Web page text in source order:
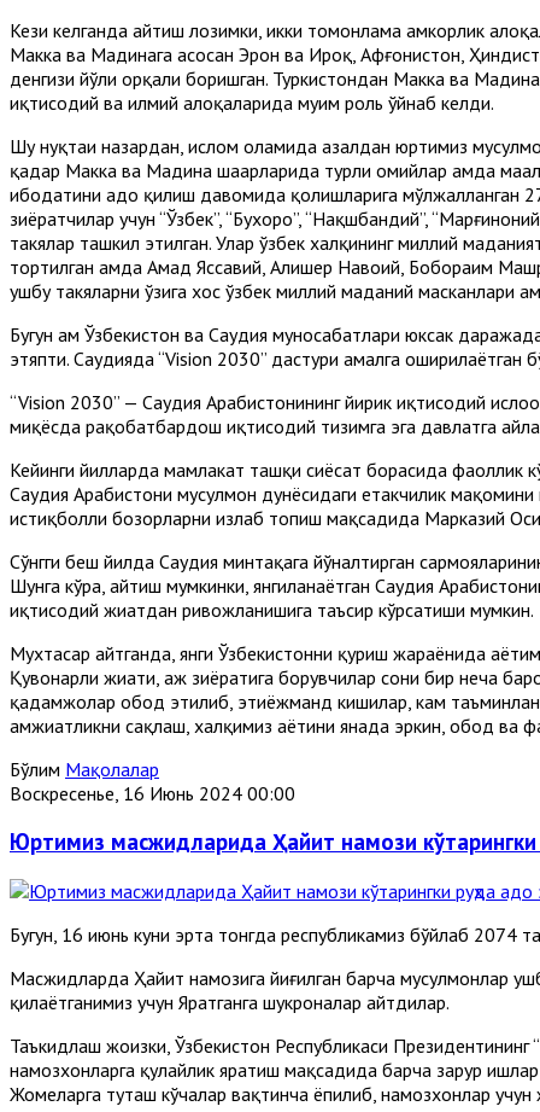
Кези келганда айтиш лозимки, икки томонлама ҳамкорлик
Макка ва Мадинага асосан Эрон ва Ироқ, Афғонистон,
денгизи йўли орқали боришган. Туркистондан Макка ва
иқтисодий ва илмий алоқаларида муҳим роль ўйнаб келди.
Шу нуқтаи назардан, ислом оламида азалдан юртимиз
қадар Макка ва Мадина шаҳарларида турли ҳомийлар ҳамда
ибодатини адо қилиш давомида қолишларига мўлжалланган
зиёратчилар учун “Ўзбек”, “Бухоро”, “Нақшбандий”,
такялар ташкил этилган. Улар ўзбек халқининг миллий
тортилган ҳамда Аҳмад Яссавий, Алишер Навоий, Бобораҳим
ушбу такяларни ўзига хос ўзбек миллий маданий масканлари
Бугун ҳам Ўзбекистон ва Саудия муносабатлари юксак
этяпти. Саудияда “Vision 2030” дастури амалга оширилаётган
“Vision 2030” — Саудия Арабистонининг йирик иқтисодий
миқёсда рақобатбардош иқтисодий тизимга эга давлатга
Кейинги йилларда мамлакат ташқи сиёсат борасида фаоллик
Саудия Арабистони мусулмон дунёсидаги етакчилик
истиқболли бозорларни излаб топиш мақсадида Марказий
Сўнгги беш йилда Саудия минтақага йўналтирган
Шунга кўра, айтиш мумкинки, янгиланаётган Саудия
иқтисодий жиҳатдан ривожланишига таъсир кўрсатиши мумкин.
Мухтасар айтганда, янги Ўзбекистонни қуриш жараёнида
Қувонарли жиҳати, ҳаж зиёратига борувчилар сони бир неча
қадамжолар обод этилиб, эҳтиёжманд кишилар, кам
ҳамжиҳатликни сақлаш, халқимиз ҳаётини янада эркин, обод
Бўлим Мақолалар
Воскресенье, 16 Июнь 2024 00:00
Юртимиз масжидларида Ҳайит намози
Бугун, 16 июнь куни эрта тонгда республикамиз бўйлаб
Масжидларда Ҳайит намозига йиғилган барча мусулмонлар
қилаётганимиз учун Яратганга шукроналар айтдилар.
Таъкидлаш жоизки, Ўзбекистон Республикаси
намозхонларга қулайлик яратиш мақсадида барча зарур
Жомеларга туташ кўчалар вақтинча ёпилиб, намозхонлар